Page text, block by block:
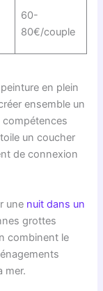
60-
80€/couple
en plein
ensemble un
compétences
un coucher
de connexion
une nuit dans un
grottes
combinent le
mer.